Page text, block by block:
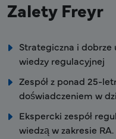
Zalety Freyr
Strategiczna i dobrze
wiedzy regulacyjnej
Zespół z ponad 25-
doświadczeniem w
Ekspercki zespół
wiedzą w zakresie RA.